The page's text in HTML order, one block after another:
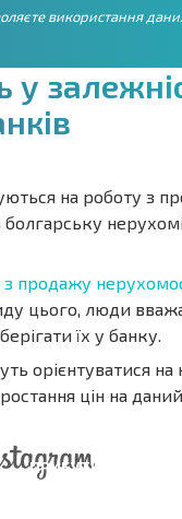
використання
у залежні
нків
на роботу з
з продажу
цього, люди
їх у банку.
орієнтуватися
цін на
ПРИБУТКОВІСТЬ